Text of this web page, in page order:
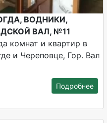
ВОДНИКИ,
ВАЛ, №11
комнат и квартир в
и Череповце, Гор. Вал
Подробнее